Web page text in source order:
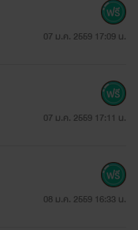
หูฉลามและชอบดำน้ำ
07 ม.ค. 2559 17:09 น.
07 ม.ค. 2559 17:11 น.
08 ม.ค. 2559 16:33 น.